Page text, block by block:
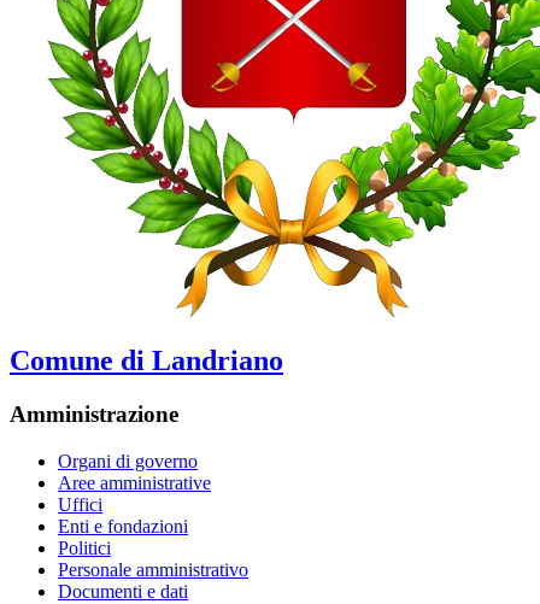
Comune di Landriano
Amministrazione
Organi di governo
Aree amministrative
Uffici
Enti e fondazioni
Politici
Personale amministrativo
Documenti e dati